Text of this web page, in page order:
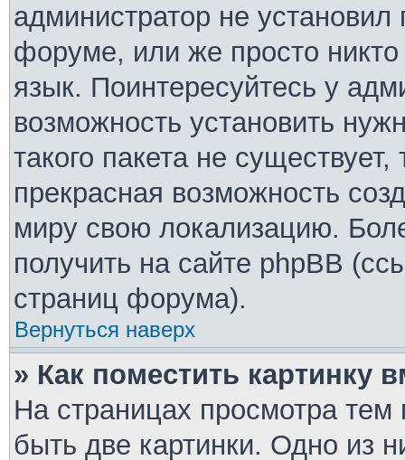
администратор не
форуме, или же просто
язык. Поинтересуйтесь у
возможность установить
такого пакета не
прекрасная возможность
миру свою локализацию.
получить на сайте phpBB
страниц форума).
Вернуться наверх
» Как поместить картинку
На страницах просмотра тем
быть две картинки. Одно из